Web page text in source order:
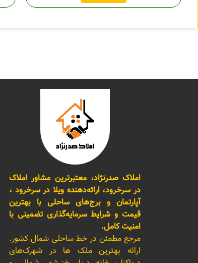
املاک صدرنژاد، معتبرترین مشاور املاک
در سرخرود، ارائه‌دهنده ویلا در سرخرود ،
آپارتمان و برج‌های ساحلی با بهترین
قیمت و شرایط سرمایه‌گذاری تضمینی با
امنیت کامل.
مرجع مطمئن در خط ساحلی شمال کشور.
ارائه بهترین ملک ها در شهرک‌های